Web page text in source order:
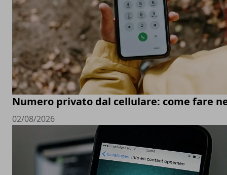
Numero privato dal cellulare: come fare
02/08/2026